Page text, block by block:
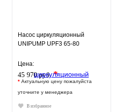
Насос циркуляционный
UNIPUMP UPF3 65-80
Цена:
45 970 руб.*
* Актуальную цену пожалуйста
уточните у менеджера
В избранное